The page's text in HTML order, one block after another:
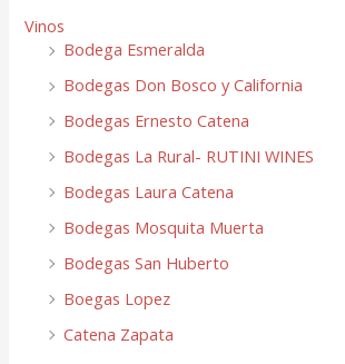
Vinos
Bodega Esmeralda
Bodegas Don Bosco y California
Bodegas Ernesto Catena
Bodegas La Rural- RUTINI WINES
Bodegas Laura Catena
Bodegas Mosquita Muerta
Bodegas San Huberto
Boegas Lopez
Catena Zapata